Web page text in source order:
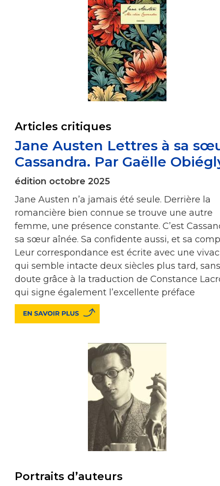
Articles critiques
Jane Austen Lettres à sa
Cassandra. Par Gaëlle
édition octobre 2025
Jane Austen n’a jamais été seule. Derrière la
romancière bien connue se trouve une autre
femme, une présence constante. C’est
sa sœur aînée. Sa confidente aussi, et sa
Leur correspondance est écrite avec une
qui semble intacte deux siècles plus tard, sans
doute grâce à la traduction de Constance
qui signe également l’excellente préface
Portraits d’auteurs